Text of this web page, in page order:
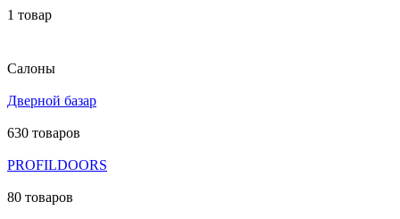
1 товар
Салоны
Дверной базар
630 товаров
PROFILDOORS
80 товаров